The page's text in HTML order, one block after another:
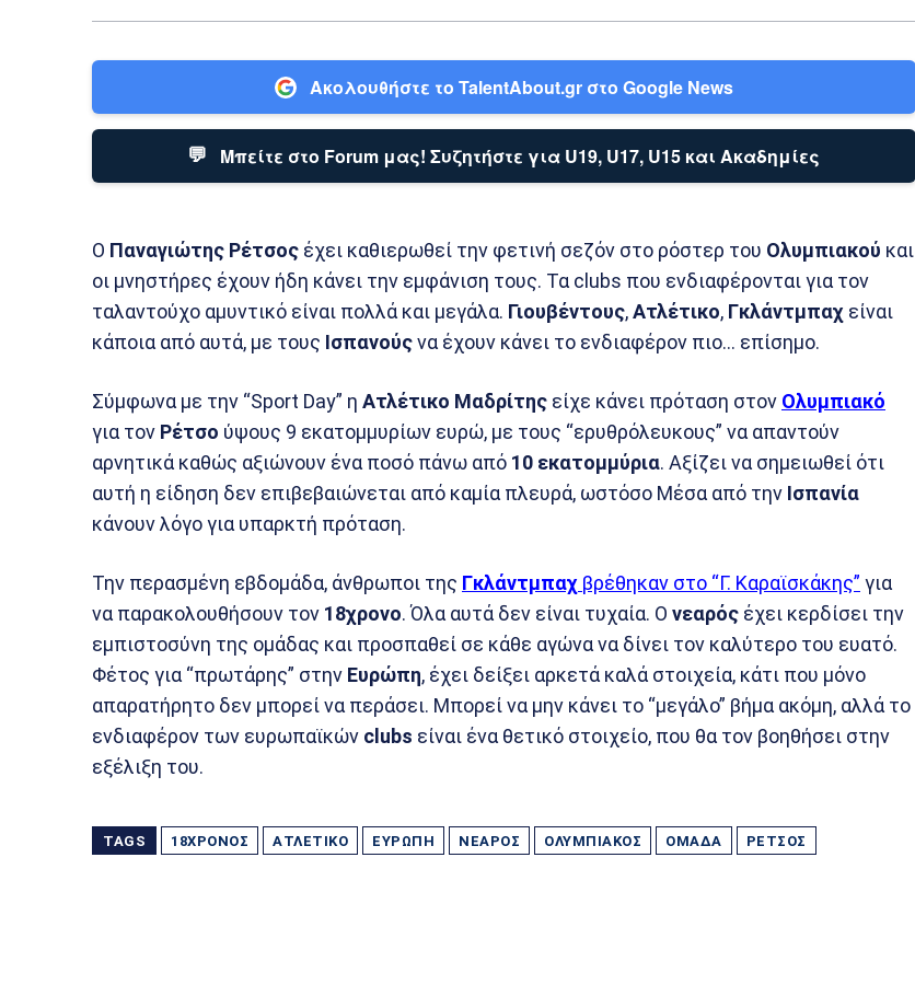
Ακολουθήστε το TalentAbout.gr στο Google News
💬 Μπείτε στο Forum μας! Συζητήστε για U19, U17, U15 και Ακαδημίες
Ο Παναγιώτης Ρέτσος έχει καθιερωθεί την φετινή σεζόν στο ρόστερ του Ολυμπιακού και
οι μνηστήρες έχουν ήδη κάνει την εμφάνιση τους. Τα clubs που ενδιαφέρονται για τον
ταλαντούχο αμυντικό είναι πολλά και μεγάλα. Γιουβέντους,Ατλέτικο, Γκλάντμπαχ είναι
κάποια από αυτά, με τους Ισπανούςνα έχουν κάνει το ενδιαφέρον πιο… επίσημο.
Σύμφωνα με την “Sport Day” η Ατλέτικο Μαδρίτης είχε κάνει πρόταση στον Ολυμπιακό
για τον Ρέτσο ύψους 9 εκατομμυρίων ευρώ, με τους “ερυθρόλευκους” να απαντούν
αρνητικά καθώς αξιώνουν ένα ποσό πάνω από 10 εκατομμύρια. Αξίζει να σημειωθεί ότι
αυτή η είδηση δεν επιβεβαιώνεται από καμία πλευρά, ωστόσο Μέσα από την Ισπανία
κάνουν λόγο για υπαρκτή πρόταση.
Την περασμένη εβδομάδα, άνθρωποι της Γκλάντμπαχ βρέθηκαν στο “Γ. Καραϊσκάκης” για
να παρακολουθήσουν τον 18χρονο. Όλα αυτά δεν είναι τυχαία. Ο νεαρός έχει κερδίσει την
εμπιστοσύνη της ομάδας και προσπαθεί σε κάθε αγώνα να δίνει τον καλύτερο του ευατό.
Φέτος για “πρωτάρης” στην Ευρώπη, έχει δείξει αρκετά καλά στοιχεία, κάτι που μόνο
απαρατήρητο δεν μπορεί να περάσει. Μπορεί να μην κάνει το “μεγάλο” βήμα ακόμη, αλλά το
ενδιαφέρον των ευρωπαϊκών clubs είναι ένα θετικό στοιχείο, που θα τον βοηθήσει στην
εξέλιξη του.
TAGS 18ΧΡΟΝΟΣ ΑΤΛΈΤΙΚΟ ΕΥΡΏΠΗ ΝΕΑΡΌΣ ΟΛΥΜΠΙΑΚΌΣ ΟΜΆΔΑ ΡΈΤΣΟΣ